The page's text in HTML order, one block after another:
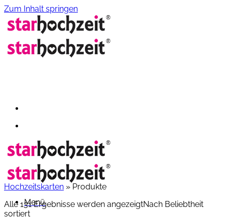
Zum Inhalt springen
Menü
Hochzeitskarten » Produkte
Alle 131 Ergebnisse werden angezeigtNach Beliebtheit
sortiert